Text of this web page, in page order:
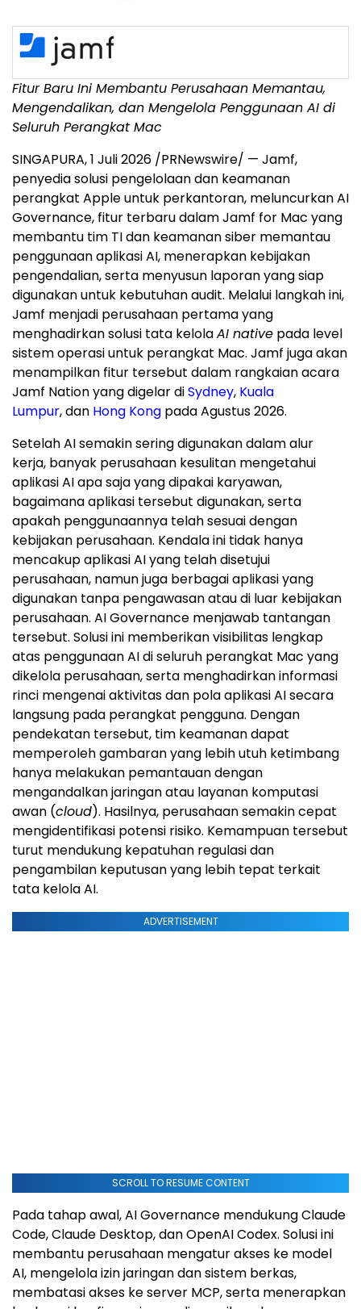
Fitur Baru Ini Membantu Perusahaan Memantau,
Mengendalikan, dan Mengelola Penggunaan AI di
Seluruh Perangkat Mac
SINGAPURA, 1 Juli 2026 /PRNewswire/ — Jamf,
penyedia solusi pengelolaan dan keamanan
perangkat Apple untuk perkantoran, meluncurkan AI
Governance, fitur terbaru dalam Jamf for Mac yang
membantu tim TI dan keamanan siber memantau
penggunaan aplikasi AI, menerapkan kebijakan
pengendalian, serta menyusun laporan yang siap
digunakan untuk kebutuhan audit. Melalui langkah ini,
Jamf menjadi perusahaan pertama yang
menghadirkan solusi tata kelolaAI native pada level
sistem operasi untuk perangkat Mac. Jamf juga akan
menampilkan fitur tersebut dalam rangkaian acara
Jamf Nation yang digelar diSydney, Kuala
Lumpur, dan Hong Kong pada Agustus 2026.
Setelah AI semakin sering digunakan dalam alur
kerja, banyak perusahaan kesulitan mengetahui
aplikasi AI apa saja yang dipakai karyawan,
bagaimana aplikasi tersebut digunakan, serta
apakah penggunaannya telah sesuai dengan
kebijakan perusahaan. Kendala ini tidak hanya
mencakup aplikasi AI yang telah disetujui
perusahaan, namun juga berbagai aplikasi yang
digunakan tanpa pengawasan atau di luar kebijakan
perusahaan. AI Governance menjawab tantangan
tersebut. Solusi ini memberikan visibilitas lengkap
atas penggunaan AI di seluruh perangkat Mac yang
dikelola perusahaan, serta menghadirkan informasi
rinci mengenai aktivitas dan pola aplikasi AI secara
langsung pada perangkat pengguna. Dengan
pendekatan tersebut, tim keamanan dapat
memperoleh gambaran yang lebih utuh ketimbang
hanya melakukan pemantauan dengan
mengandalkan jaringan atau layanan komputasi
awan (cloud). Hasilnya, perusahaan semakin cepat
mengidentifikasi potensi risiko. Kemampuan tersebut
turut mendukung kepatuhan regulasi dan
pengambilan keputusan yang lebih tepat terkait
tata kelola AI.
ADVERTISEMENT
SCROLL TO RESUME CONTENT
Pada tahap awal, AI Governance mendukung Claude
Code, Claude Desktop, dan OpenAI Codex. Solusi ini
membantu perusahaan mengatur akses ke model
AI, mengelola izin jaringan dan sistem berkas,
membatasi akses ke server MCP, serta menerapkan